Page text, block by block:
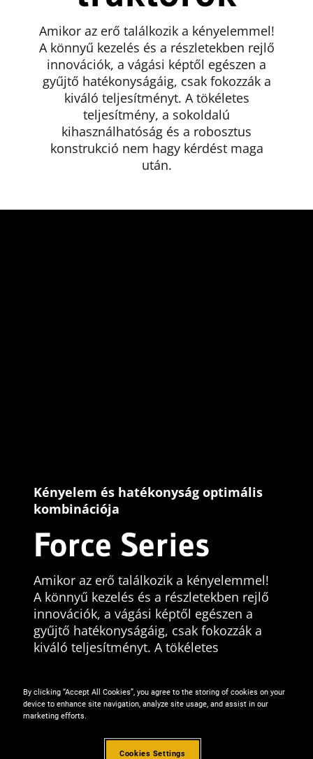
Amikor az erő találkozik a kényelemmel!
A könnyű kezelés és a részletekben rejlő
innovációk, a vágási képtől egészen a
gyűjtő hatékonyságáig, csak fokozzák a
kiváló teljesítményt. A tökéletes
teljesítmény, a sokoldalú
kihasználhatóság és a robosztus
konstrukció nem hagy kérdést maga
után.
Kényelem és hatékonyság optimális
kombinációja
Force Series
Amikor az erő találkozik a kényelemmel!
A könnyű kezelés és a részletekben rejlő
innovációk, a vágási képtől egészen a
gyűjtő hatékonyságáig, csak fokozzák a
kiváló teljesítményt. A tökéletes
konstrukció nem hagy kérdést maga
után.
By clicking “Accept All Cookies”, you agree to the storing of cookies on your
device to enhance site navigation, analyze site usage, and assist in our
marketing efforts.
Cookies Settings